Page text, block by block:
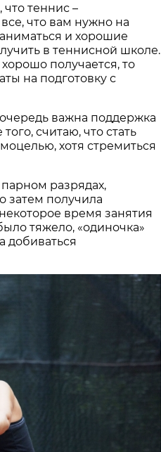
что теннис –
что вам нужно на
и хорошие
в теннисной школе.
получается, то
на подготовку с
важна поддержка
считаю, что стать
хотя стремиться
разрядах,
затем получила
время занятия
тяжело, «одиночка»
добиваться